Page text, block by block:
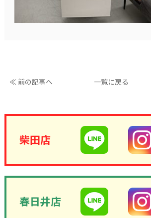
≪ 前の記事へ 一覧に戻る
柴田店
春日井店